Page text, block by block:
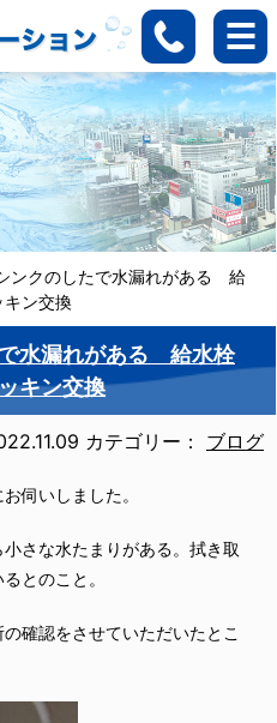
ンクのしたで水漏れがある 給
ン交換
水漏れがある 給水栓
キン交換
カテゴリー： ブログ
伺いしました。
さな水たまりがある。拭き取
とのこと。
確認をさせていただいたとこ